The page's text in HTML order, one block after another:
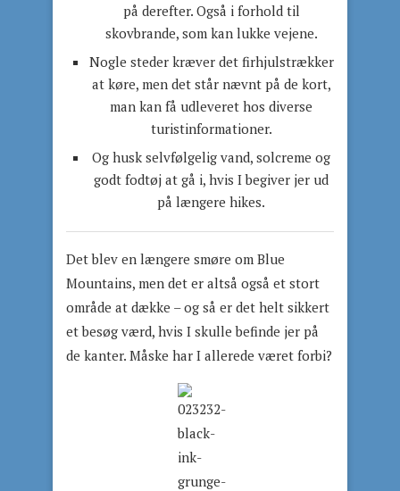
på derefter. Også i forhold til
skovbrande, som kan lukke vejene.
Nogle steder kræver det firhjulstrækker
at køre, men det står nævnt på de kort,
man kan få udleveret hos diverse
turistinformationer.
Og husk selvfølgelig vand, solcreme og
godt fodtøj at gå i, hvis I begiver jer ud
på længere hikes.
Det blev en længere smøre om Blue
Mountains, men det er altså også et stort
område at dække – og så er det helt sikkert
et besøg værd, hvis I skulle befinde jer på
de kanter. Måske har I allerede været forbi?